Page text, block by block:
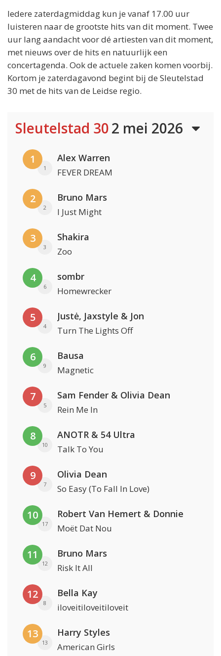
Iedere zaterdagmiddag kun je vanaf 17.00 uur
luisteren naar de grootste hits van dit moment. Twee
uur lang aandacht voor dé artiesten van dit moment,
met nieuws over de hits en natuurlijk een
concertagenda. Ook de actuele zaken komen voorbij.
Kortom je zaterdagavond begint bij de Sleutelstad
30 met de hits van de Leidse regio.
Sleutelstad 302 mei 2026
1
1
Alex Warren
FEVER DREAM
2
2
Bruno Mars
I Just Might
3
3
Shakira
Zoo
4
6
sombr
Homewrecker
5
4
Justė, Jaxstyle & Jon
Turn The Lights Off
6
9
Bausa
Magnetic
7
5
Sam Fender & Olivia Dean
Rein Me In
8
10
ANOTR & 54 Ultra
Talk To You
9
7
Olivia Dean
So Easy (To Fall In Love)
10
17
Robert Van Hemert & Donnie
Moët Dat Nou
11
12
Bruno Mars
Risk It All
12
8
Bella Kay
iloveitiloveitiloveit
13
13
Harry Styles
American Girls